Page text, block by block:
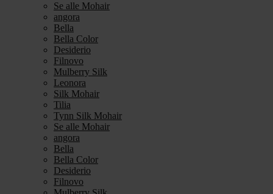
Se alle Mohair
angora
Bella
Bella Color
Desiderio
Filnovo
Mulberry Silk
Leonora
Silk Mohair
Tilia
Tynn Silk Mohair
Se alle Mohair
angora
Bella
Bella Color
Desiderio
Filnovo